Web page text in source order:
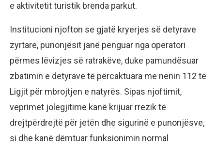
e aktivitetit turistik brenda parkut.
Institucioni njofton se gjatë kryerjes së detyrave
zyrtare, punonjësit janë penguar nga operatori
përmes lëvizjes së ratrakëve, duke pamundësuar
zbatimin e detyrave të përcaktuara me nenin 112 të
Ligjit për mbrojtjen e natyrës. Sipas njoftimit,
veprimet jolegjitime kanë krijuar rrezik të
drejtpërdrejtë për jetën dhe sigurinë e punonjësve,
si dhe kanë dëmtuar funksionimin normal